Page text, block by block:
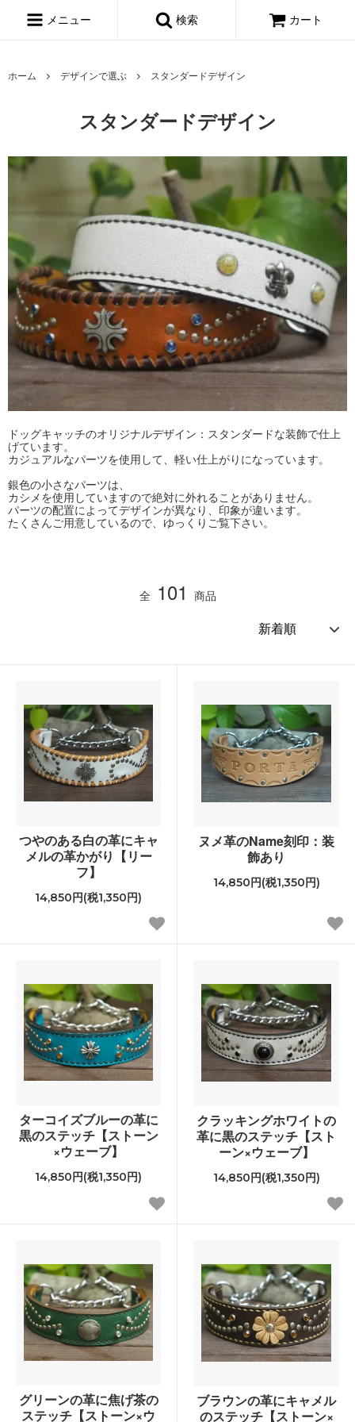
メニュー 検索 カート
ホーム デザインで選ぶ スタンダードデザイン
スタンダードデザイン
ドッグキャッチのオリジナルデザイン：スタンダードな装飾で仕上
げています。
カジュアルなパーツを使用して、軽い仕上がりになっています。
銀色の小さなパーツは、
カシメを使用していますので絶対に外れることがありません。
パーツの配置によってデザインが異なり、印象が違います。
たくさんご用意しているので、ゆっくりご覧下さい。
全 101 商品
つやのある白の革にキャ
メルの革かがり【リー
フ】
14,850円(税1,350円)
ヌメ革のName刻印：装
飾あり
14,850円(税1,350円)
ターコイズブルーの革に
黒のステッチ【ストーン
×ウェーブ】
14,850円(税1,350円)
クラッキングホワイトの
革に黒のステッチ【スト
ーン×ウェーブ】
14,850円(税1,350円)
グリーンの革に焦げ茶の
ステッチ【ストーン×ウ
ブラウンの革にキャメル
のステッチ【ストーン×